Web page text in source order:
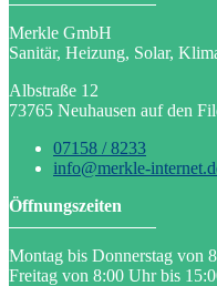
Merkle GmbH
Sanitär, Heizung, Solar,
Albstraße 12
73765 Neuhausen auf den
07158 / 8233
info@merkle-
Öffnungszeiten
Montag bis Donnerstag von
Freitag von 8:00 Uhr bis